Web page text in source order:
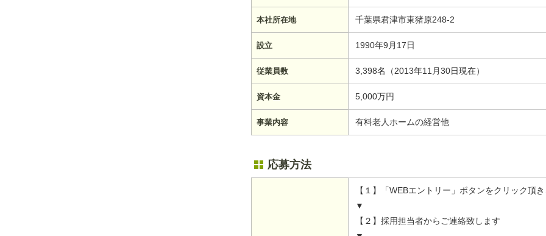
本社所在地 千葉県君津市東猪原248-2
設立 1990年9月17日
従業員数 3,398名（2013年11月30日現在）
資本金 5,000万円
事業内容 有料老人ホームの経営他
応募方法
【１】「WEBエントリー」ボタンをクリック頂
▼
【２】採用担当者からご連絡致します